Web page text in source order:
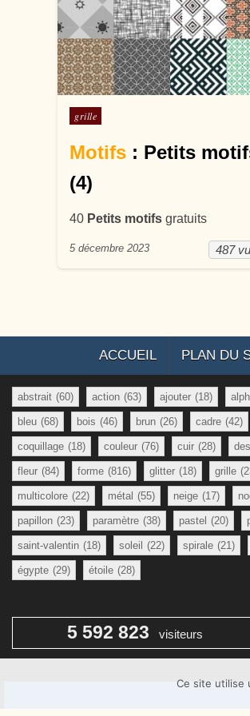
Posté dans
grille
Motifs : Petits
(4)
40 Petits motifs gratuits
487
5 décembre 2023
ACCUEIL PLAN DU
abstrait (60) action (63) ajouter (18)
bleu (68) bois (46) brun (26) cadre (42)
coquillage (18) couleur (76) cuir (28)
fleur (84) forme (816) glitter (18) grille
multicolore (22) métal (55) neige (17)
papillon (23) paramètre (38) pastel (20)
saint-valentin (18) soleil (22) spirale (21)
égypte (29) étoile (28)
5 592 823 visiteurs
Ce site utilise